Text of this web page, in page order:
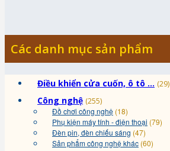
Các danh mục sản phẩm
Điều khiển cửa cuốn, ô tô ... (29)
Công nghệ (255)
Đồ chơi công nghệ (18)
Phụ kiện máy tính - điện thoại (79)
Đèn pin, đèn chiếu sáng (47)
Sản phẩm công nghệ khác (60)